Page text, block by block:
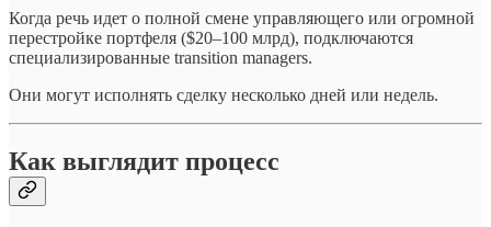
Когда речь идет о полной смене управляющего или огромной
перестройке портфеля ($20–100 млрд), подключаются
специализированные transition managers.
Они могут исполнять сделку несколько дней или недель.
Как выглядит процесс